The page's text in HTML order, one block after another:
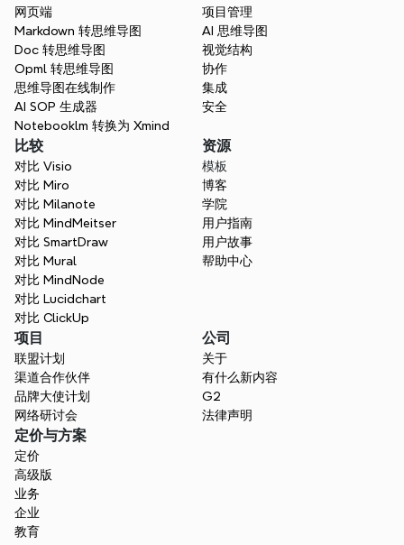
网页端
Markdown 转思维导图
Doc 转思维导图
Opml 转思维导图
思维导图在线制作
AI SOP 生成器
Notebooklm 转换为 Xmind
项目管理
AI 思维导图
视觉结构
协作
集成
安全
比较
对比 Visio
对比 Miro
对比 Milanote
对比 MindMeitser
对比 SmartDraw
对比 Mural
对比 MindNode
对比 Lucidchart
对比 ClickUp
资源
模板
博客
学院
用户指南
用户故事
帮助中心
项目
联盟计划
渠道合作伙伴
品牌大使计划
网络研讨会
公司
关于
有什么新内容
G2
法律声明
定价与方案
定价
高级版
业务
企业
教育